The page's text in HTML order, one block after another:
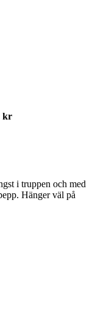
kr
i truppen och med
Hänger väl på